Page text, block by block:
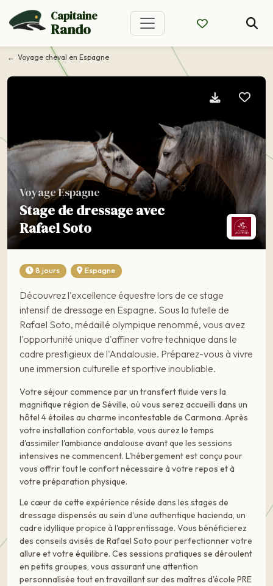
Capitaine
Rando
Voyage cheval en Espagne
Voyage Espagne
Stage de dressage avec
Rafael Soto
8 jours Espagne
Découvrez l'excellence équestre lors de ce stage
intensif de dressage en Espagne. Sous la tutelle de
Rafael Soto, médaillé olympique renommé, vous avez
l'opportunité unique d'affiner votre technique dans le
cadre prestigieux de l'Andalousie. Préparez-vous à vivre
une immersion culturelle et sportive inoubliable.
Votre séjour commence par un transfert fluide vers la
magnifique région de Séville, où vous serez accueilli dans un
hôtel 4 étoiles au charme incontestable de Carmona. Après
votre installation confortable, vous aurez le temps
d'assimiler l'ambiance andalouse avant que les sessions
intensives ne commencent. L'hébergement est conçu pour
vous offrir tout le confort nécessaire à votre repos et à
votre préparation physique.
Le cœur de cette expérience réside dans les stages de
dressage dispensés au sein d'une authentique hacienda, un
cadre idyllique propice à l'apprentissage. Vous bénéficierez
des conseils avisés de Rafael Soto pour perfectionner votre
allure et votre équilibre. Ces sessions pratiques se déroulent
en petits groupes, vous assurant une attention
personnalisée tout en travaillant sur des maîtres d'école PRE